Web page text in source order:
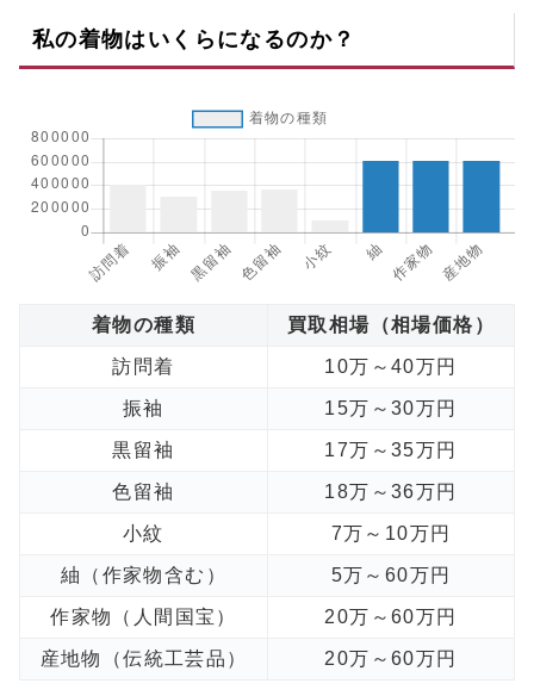
私の着物はいくらになるのか？
着物の種類 買取相場（相場価格）
訪問着 10万～40万円
振袖 15万～30万円
黒留袖 17万～35万円
色留袖 18万～36万円
小紋 7万～10万円
紬（作家物含む） 5万～60万円
作家物（人間国宝） 20万～60万円
産地物（伝統工芸品） 20万～60万円